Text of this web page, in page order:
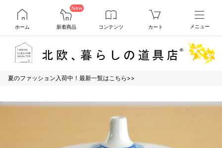
ホーム
New
新着商品 コンテンツ カート メニュー
夏のファッション入荷中！最新一覧はこちら>>